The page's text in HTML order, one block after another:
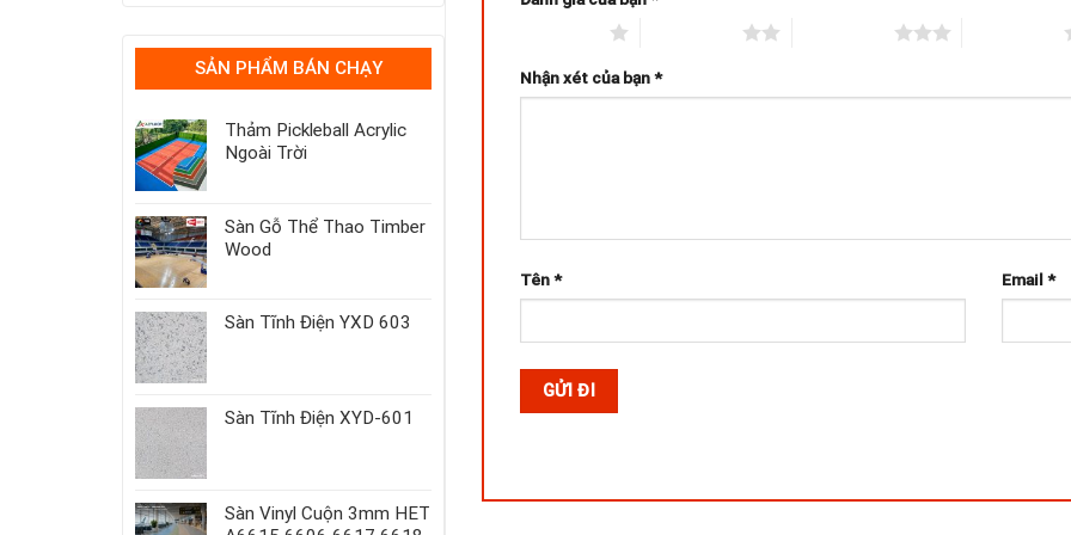
SẢN PHẨM BÁN CHẠY
Thảm Pickleball Acrylic
Ngoài Trời
Sàn Gỗ Thể Thao Timber
Wood
Sàn Tĩnh Điện YXD 603
Sàn Tĩnh Điện XYD-601
Sàn Vinyl Cuộn 3mm HET
Nhận xét của bạn*
Tên* Email*